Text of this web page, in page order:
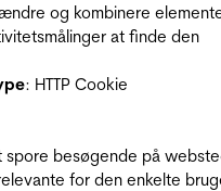
og kombinere
at finde den
: HTTP Cookie
spore besøgende på
for den enkelte